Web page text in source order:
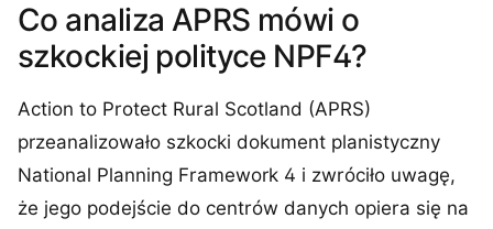
Co analiza APRS mówi o
szkockiej polityce NPF4?
Action to Protect Rural Scotland (APRS)
przeanalizowało szkocki dokument planistyczny
National Planning Framework 4 i zwróciło uwagę,
że jego podejście do centrów danych opiera się na